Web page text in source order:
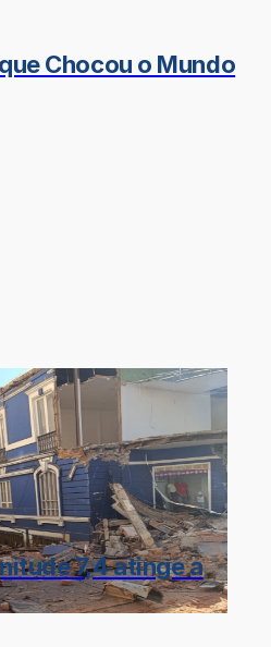
Chocou o Mundo
7,4 atinge a